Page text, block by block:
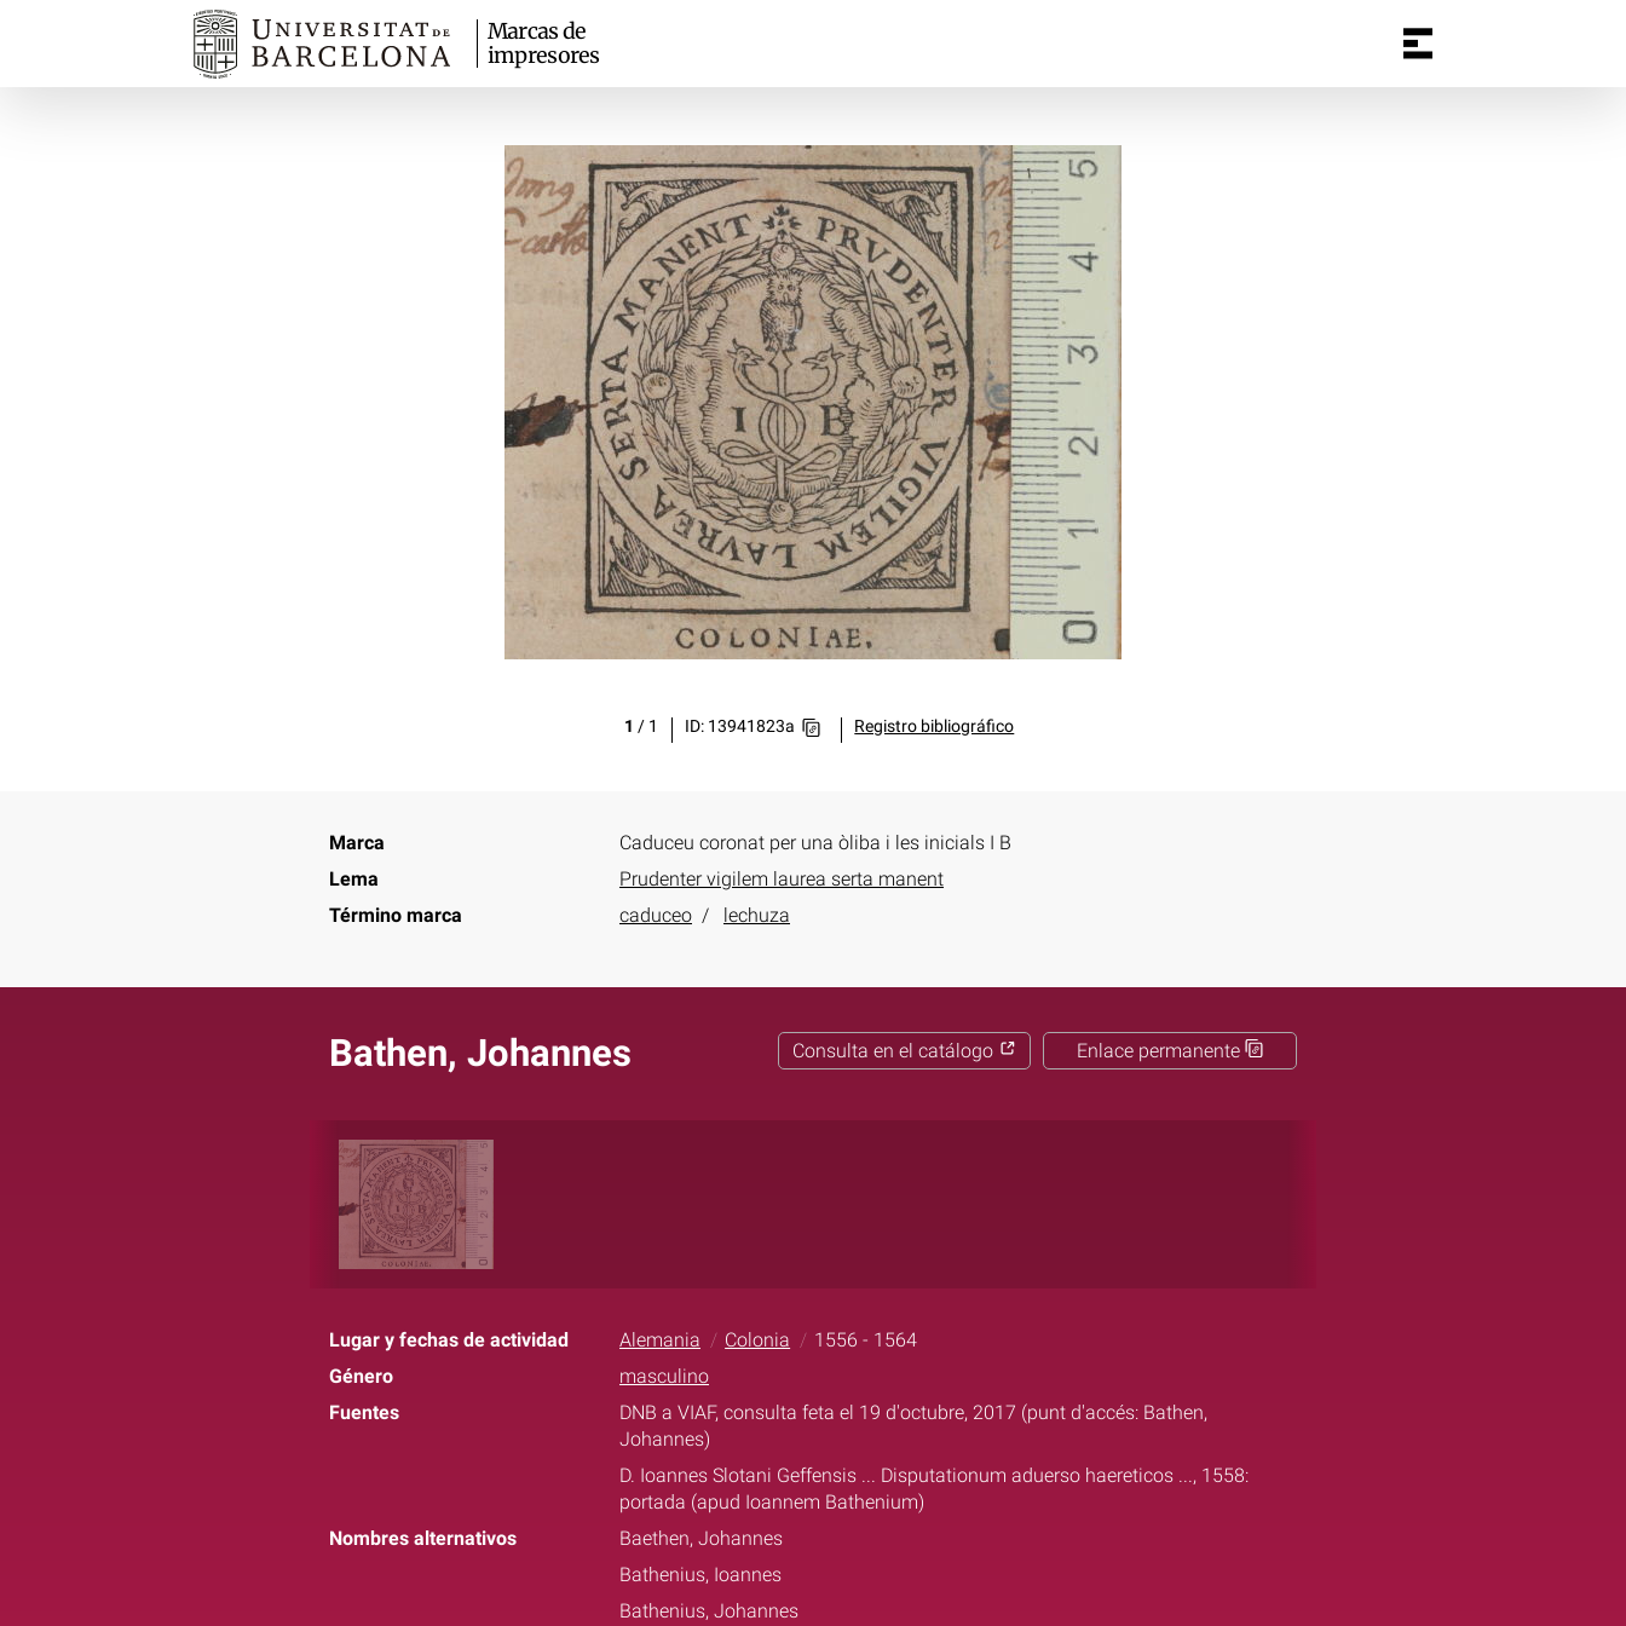
Marcas de
impresores
1 / 1 ID: 13941823a Registro bibliográfico
Marca
Caduceu coronat per una òliba i les inicials I B
Lema
Prudenter vigilem laurea serta manent
Término marca
caduceo lechuza
Bathen, Johannes Enlace permanente
Consulta en el catálogo
Lugar y fechas de actividad Alemania Colonia
1556 - 1564
Género
masculino
Fuentes
DNB a VIAF, consulta feta el 19 d'octubre, 2017 (punt d'accés: Bathen,
Johannes)
D. Ioannes Slotani Geffensis ... Disputationum aduerso haereticos ..., 1558:
portada (apud Ioannem Bathenium)
Nombres alternativos
Baethen, Johannes
Bathenius, Ioannes
Bathenius, Johannes